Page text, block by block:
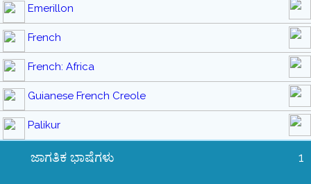
Emerillon
French
French: Africa
Guianese French Creole
Palikur
ಜಾಗತಿಕ ಭಾಷೆಗಳು 1